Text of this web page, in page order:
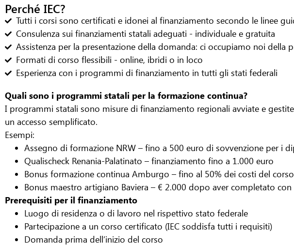
Perché IEC?
Tutti i corsi sono certificati e idonei al finanziamento secondo le linee
Consulenza sui finanziamenti statali adeguati - individuale e gratuita
Assistenza per la presentazione della domanda: ci occupiamo noi della
Formati di corso flessibili - online, ibridi o in loco
Esperienza con i programmi di finanziamento in tutti gli stati federali
Quali sono i programmi statali per la formazione continua?
I programmi statali sono misure di finanziamento regionali avviate e
un accesso semplificato.
Esempi:
Assegno di formazione NRW – fino a 500 euro di sovvenzione per i
Qualischeck Renania-Palatinato – finanziamento fino a 1.000 euro
Bonus formazione continua Amburgo – fino al 50% dei costi del corso
Bonus maestro artigiano Baviera – € 2.000 dopo aver completato con
Prerequisiti per il finanziamento
Luogo di residenza o di lavoro nel rispettivo stato federale
Partecipazione a un corso certificato (IEC soddisfa tutti i requisiti)
Domanda prima dell’inizio del corso